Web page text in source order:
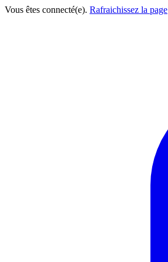
Vous êtes connecté(e). Rafraichissez la page